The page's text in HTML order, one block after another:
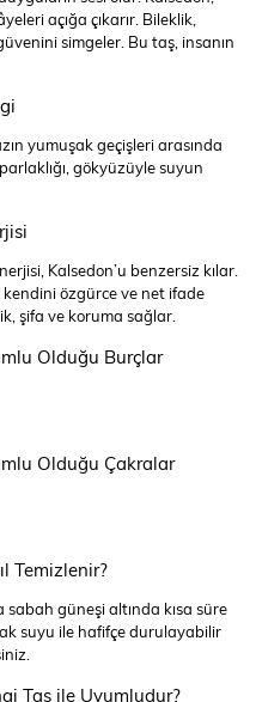
açığa çıkarır. Bileklik,
simgeler. Bu taş, insanın
yumuşak geçişleri arasında
gökyüzüyle suyun
Kalsedon’u benzersiz kılar.
kendini özgürce ve net ifade
şifa ve koruma sağlar.
Olduğu Burçlar
Olduğu Çakralar
Temizlenir?
güneşi altında kısa süre
suyu ile hafifçe durulayabilir
Taş ile Uyumludur?